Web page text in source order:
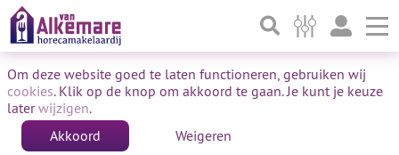
Om deze website goed te laten functioneren, gebruiken wij
cookies. Klik op de knop om akkoord te gaan. Je kunt je keuze
laterwijzigen.
Akkoord
Weigeren